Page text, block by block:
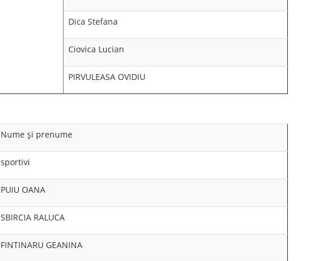
Dica Stefana
Ciovica Lucian
PIRVULEASA OVIDIU
Nume şi prenume
sportivi
PUIU OANA
SBIRCIA RALUCA
FINTINARU GEANINA